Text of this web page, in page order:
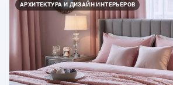
АРХИТЕКТУРА И ДИЗАЙН ИНТЕРЬЕРОВ